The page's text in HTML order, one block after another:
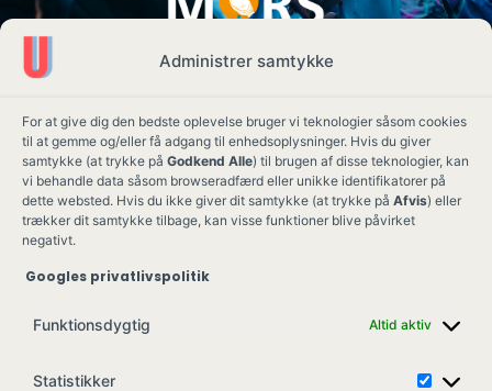
Administrer samtykke
For at give dig den bedste oplevelse bruger vi teknologier såsom cookies
til at gemme og/eller få adgang til enhedsoplysninger. Hvis du giver
samtykke (at trykke på Godkend Alle) til brugen af disse teknologier, kan
vi behandle data såsom browseradfærd eller unikke identifikatorer på
dette websted. Hvis du ikke giver dit samtykke (at trykke på Afvis) eller
trækker dit samtykke tilbage, kan visse funktioner blive påvirket
negativt.
Googles privatlivspolitik
Funktionsdygtig Altid aktiv
Statistikker
Ung Kult
Skovgade 17,